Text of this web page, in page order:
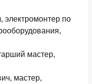
по
мастер,
мастер,